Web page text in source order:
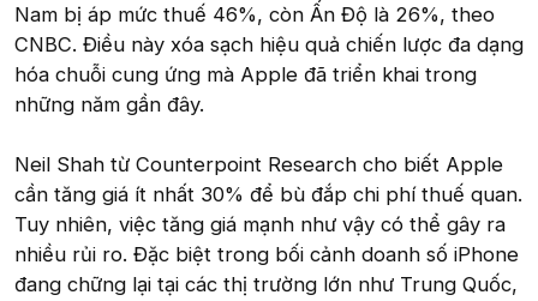
Nam bị áp mức thuế 46%, còn Ấn Độ là 26%, theo
CNBC. Điều này xóa sạch hiệu quả chiến lược đa dạng
hóa chuỗi cung ứng mà Apple đã triển khai trong
những năm gần đây.
Neil Shah từ Counterpoint Research cho biết Apple
cần tăng giá ít nhất 30% để bù đắp chi phí thuế quan.
Tuy nhiên, việc tăng giá mạnh như vậy có thể gây ra
nhiều rủi ro. Đặc biệt trong bối cảnh doanh số iPhone
đang chững lại tại các thị trường lớn như Trung Quốc,